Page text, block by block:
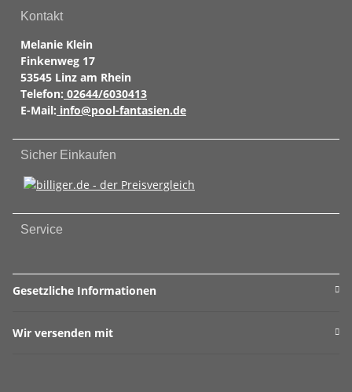
Kontakt
Melanie Klein
Finkenweg 17
53545 Linz am Rhein
Telefon: 02644/6030413
E-Mail: info@pool-fantasien.de
Sicher Einkaufen
Service
Gesetzliche Informationen
Wir versenden mit